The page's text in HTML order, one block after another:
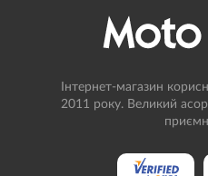
Інтернет-магазин
2011 року. Великий